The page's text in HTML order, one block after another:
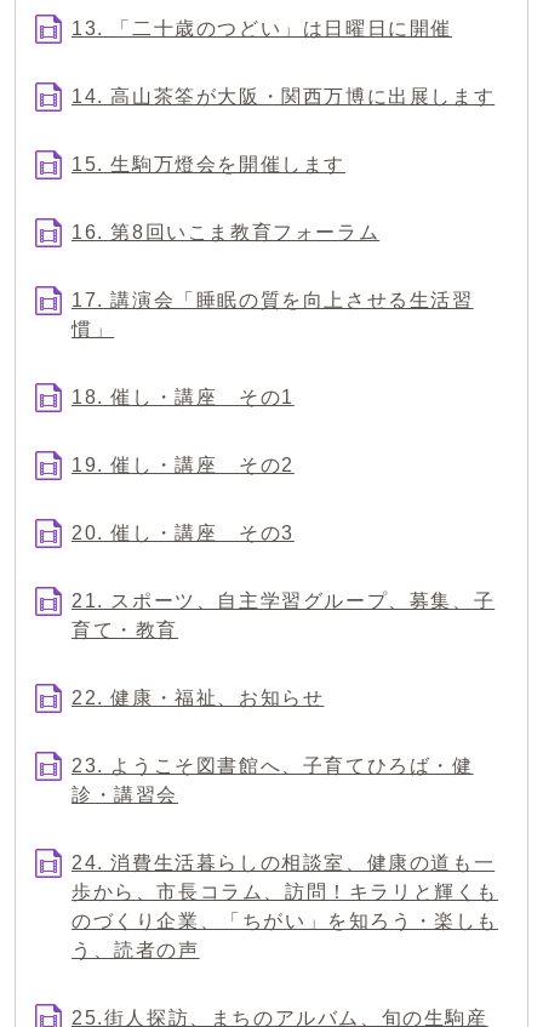
13. 「二十歳のつどい」は日曜日に開催
14. 高山茶筌が大阪・関西万博に出展します
15. 生駒万燈会を開催します
16. 第8回いこま教育フォーラム
17. 講演会「睡眠の質を向上させる生活習
慣」
18. 催し・講座 その1
19. 催し・講座 その2
20. 催し・講座 その3
21. スポーツ、自主学習グループ、募集、子
育て・教育
22. 健康・福祉、お知らせ
23. ようこそ図書館へ、子育てひろば・健
診・講習会
24. 消費生活暮らしの相談室、健康の道も一
歩から、市長コラム、訪問！キラリと輝くも
のづくり企業、「ちがい」を知ろう・楽しも
う、読者の声
25.街人探訪、まちのアルバム、旬の生駒産